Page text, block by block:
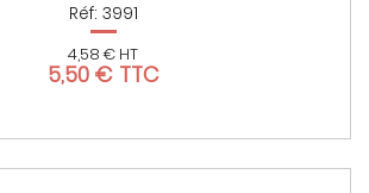
Réf: 3991
4,58 € HT
5,50 € TTC